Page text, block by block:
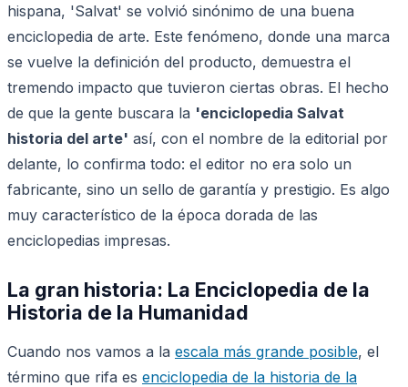
hispana, 'Salvat' se volvió sinónimo de una buena
enciclopedia de arte. Este fenómeno, donde una marca
se vuelve la definición del producto, demuestra el
tremendo impacto que tuvieron ciertas obras. El hecho
de que la gente buscara la 'enciclopedia Salvat
historia del arte' así, con el nombre de la editorial por
delante, lo confirma todo: el editor no era solo un
fabricante, sino un sello de garantía y prestigio. Es algo
muy característico de la época dorada de las
enciclopedias impresas.
La gran historia: La Enciclopedia de la
Historia de la Humanidad
Cuando nos vamos a la escala más grande posible, el
término que rifa es enciclopedia de la historia de la